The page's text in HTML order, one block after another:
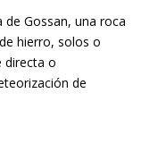
Gossan, una roca
hierro, solos o
directa o
de